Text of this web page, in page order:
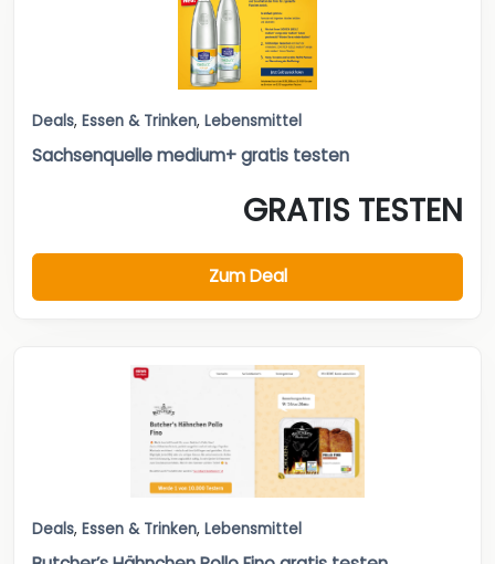
Deals, Essen & Trinken, Lebensmittel
Sachsenquelle medium+ gratis testen
GRATIS TESTEN
Zum Deal
Deals, Essen & Trinken, Lebensmittel